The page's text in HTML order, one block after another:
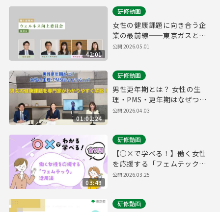
42:01
研修動画
女性の健康課題に向き合う企
業の最前線──東京ガスと
SAKURUGが語る、社内制度
公開2026.05.01
01:02:24
研修動画
男性更年期とは？ 女性の生
理・PMS・更年期はなぜつら
い？男女の健康課題を専門家
公開2026.04.03
03:49
研修動画
【○×で学べる！】働く女性
を応援する「フェムテック」
活用法
公開2026.03.25
研修動画